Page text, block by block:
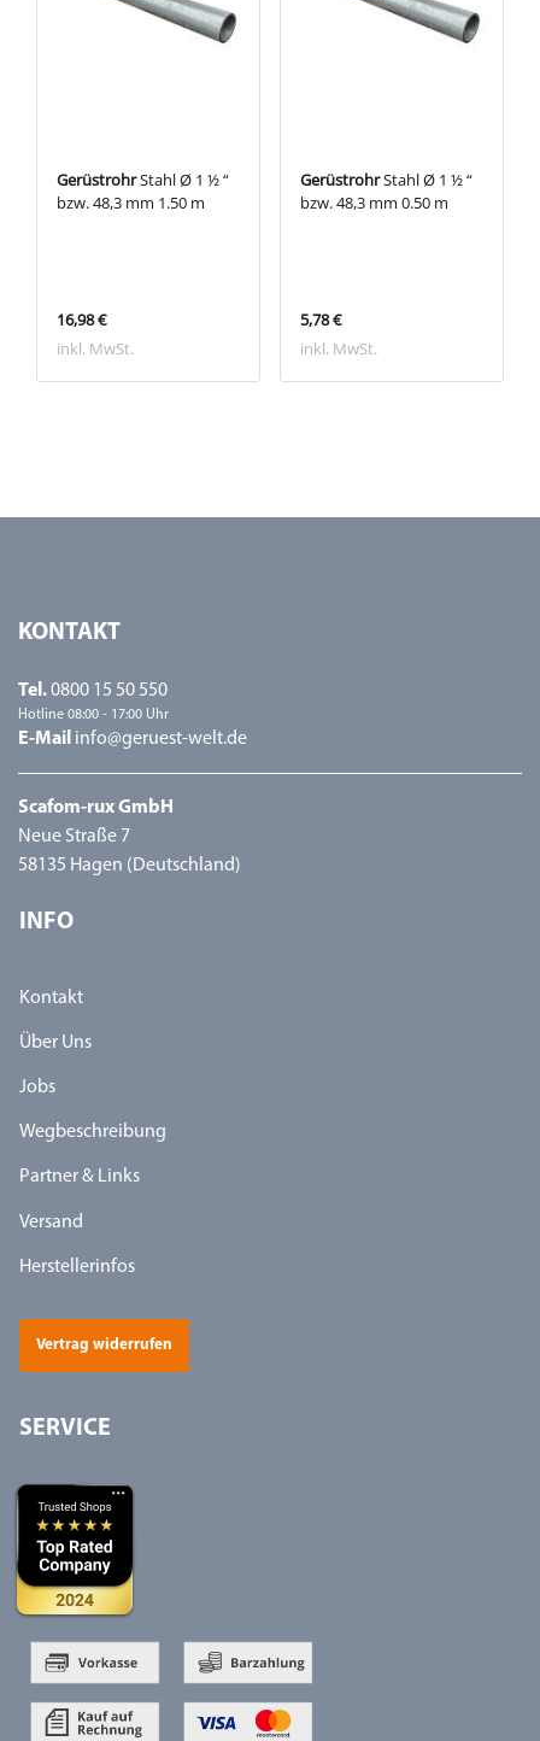
GerüstrohrStahl Ø 1 ½ “
bzw. 48,3 mm 1.50 m
16,98 €
inkl. MwSt.
GerüstrohrStahl Ø 1 ½ “
bzw. 48,3 mm 0.50 m
5,78 €
inkl. MwSt.
KONTAKT
Tel.0800 15 50 550
Hotline 08:00 - 17:00 Uhr
E-Mail info@geruest-welt.de
Scafom-rux GmbH
Neue Straße 7
58135 Hagen (Deutschland)
INFO
Kontakt
Über Uns
Jobs
Wegbeschreibung
Partner & Links
Versand
Herstellerinfos
Vertrag widerrufen
SERVICE